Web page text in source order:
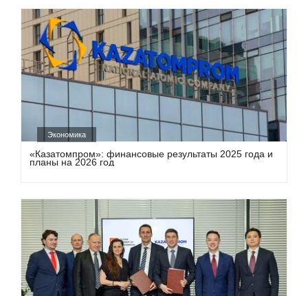
Экономика
«Казатомпром»: финансовые результаты 2025 года и
планы на 2026 год